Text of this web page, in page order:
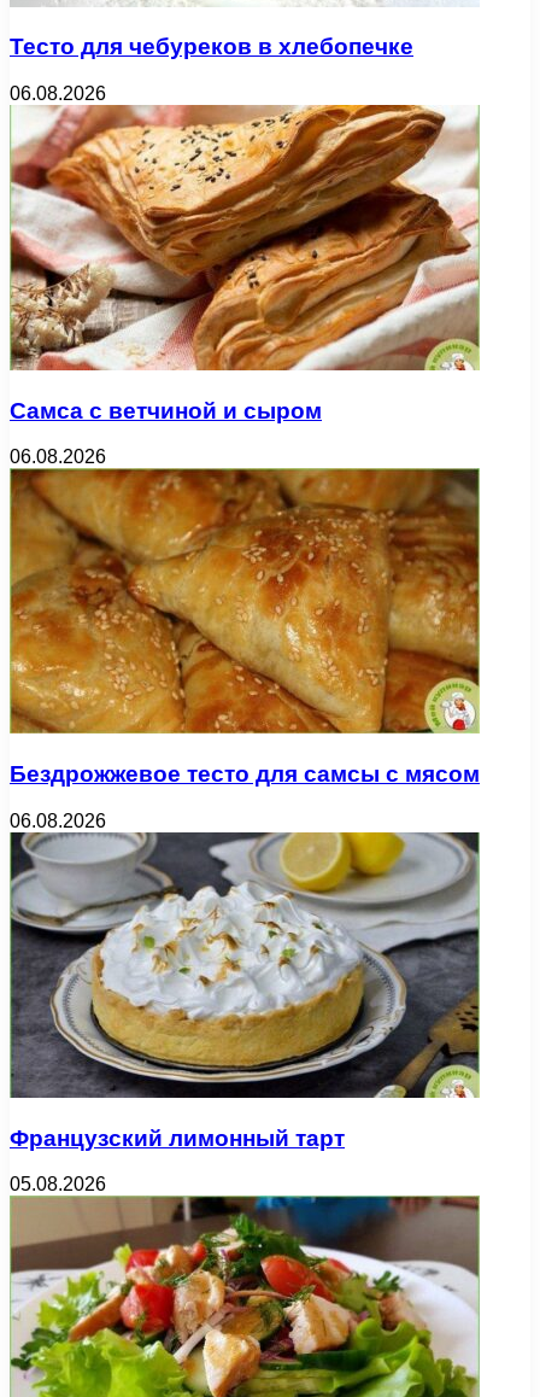
Тесто для чебуреков в хлебопечке
06.08.2026
Самса с ветчиной и сыром
06.08.2026
Бездрожжевое тесто для самсы с мясом
06.08.2026
Французский лимонный тарт
05.08.2026